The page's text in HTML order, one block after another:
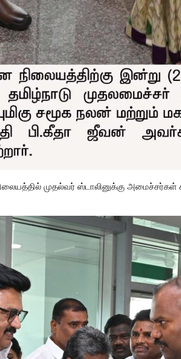
முதல்வர் ஸ்டாலினுக்கு
மாவட்ட கழக
சொந்தமான
tamilanda Aug 7,